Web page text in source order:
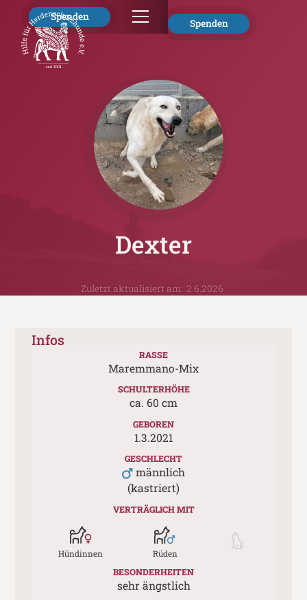
Spenden
Spenden
Dexter
Zuletzt aktualisiert am: 2.6.2026
Infos
RASSE
Maremmano-Mix
SCHULTERHÖHE
ca. 60 cm
GEBOREN
1.3.2021
GESCHLECHT
männlich
(kastriert)
VERTRÄGLICH MIT
Hündinnen Rüden
BESONDERHEITEN
sehr ängstlich